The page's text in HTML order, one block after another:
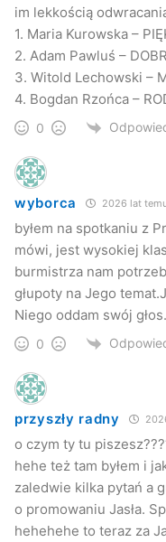
im lekkością
1. Maria Kurowska –
2. Adam Pawluś –
3. Witold Lechowski –
4. Bogdan Rzońca –
0
wyborca 2026 lat
byłem na spotkaniu z
mówi, jest wysokiej
burmistrza nam
głupoty na Jego
Niego oddam swój głos.
0
przyszły radny
o czym ty tu
hehe też tam byłem i
zaledwie kilka pytań a
o promowaniu Jasła.
hehehehe to teraz za